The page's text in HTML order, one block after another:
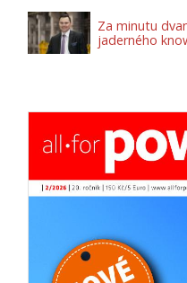
Za minutu
jaderného